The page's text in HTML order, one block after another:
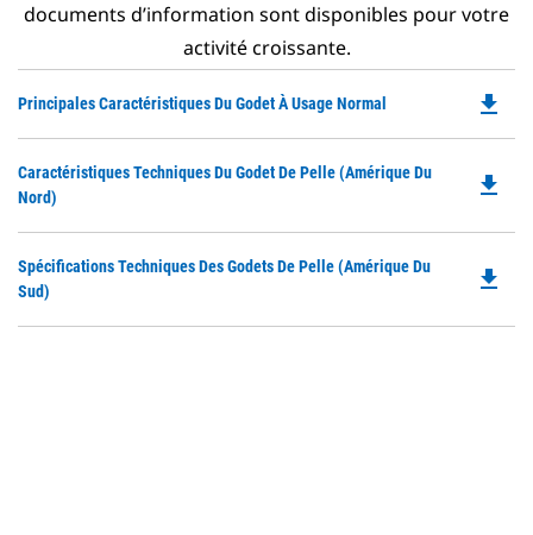
documents d’information sont disponibles pour votre
activité croissante.
Principales Caractéristiques Du Godet À Usage Normal file_download
Caractéristiques Techniques Du Godet De Pelle (Amérique Du
Nord)
file_download
Spécifications Techniques Des Godets De Pelle (Amérique Du
Sud)
file_download